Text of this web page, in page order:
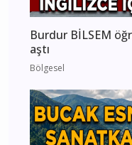
Burdur BİLSEM
aştı
Bölgesel